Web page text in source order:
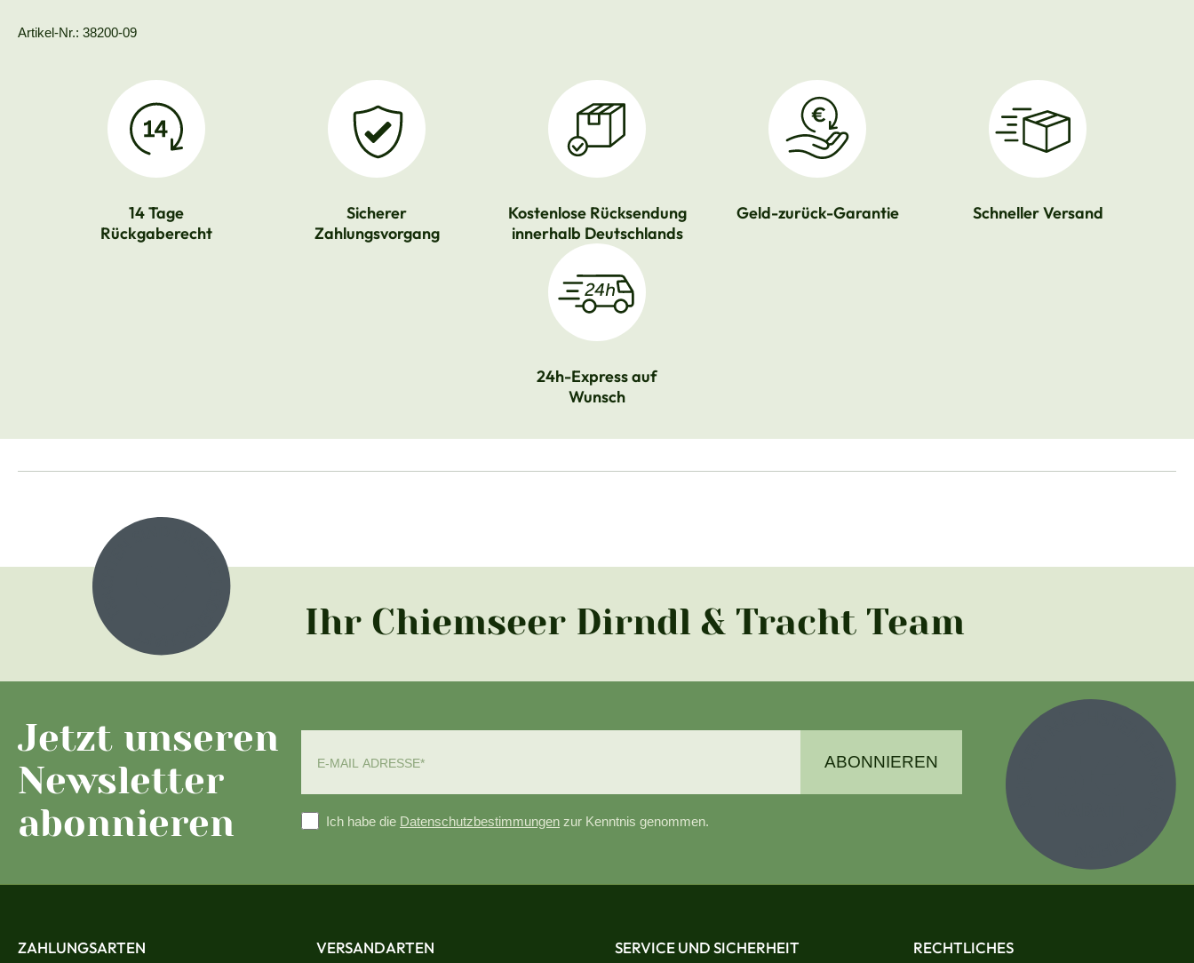
Artikel-Nr.: 38200-09
14 Tage
Rückgaberecht
Sicherer
Zahlungsvorgang
Kostenlose Rücksendung
innerhalb Deutschlands
Geld-zurück-Garantie Schneller Versand
24h-Express auf
Wunsch
Ihr Chiemseer Dirndl & Tracht Team
Jetzt unseren
Newsletter
abonnieren
ABONNIEREN
Ich habe die Datenschutzbestimmungen zur Kenntnis genommen.
ZAHLUNGSARTEN VERSANDARTEN SERVICE UND SICHERHEIT RECHTLICHES